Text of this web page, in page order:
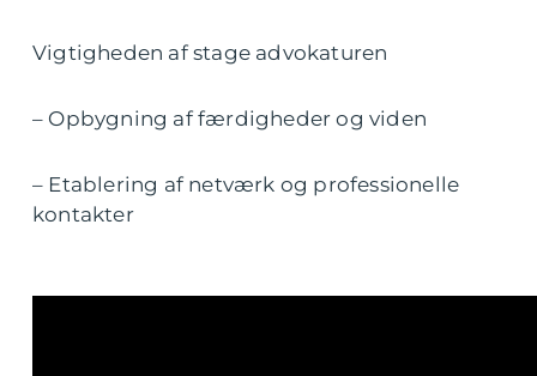
Vigtigheden af stage advokaturen
– Opbygning af færdigheder og viden
– Etablering af netværk og professionelle
kontakter